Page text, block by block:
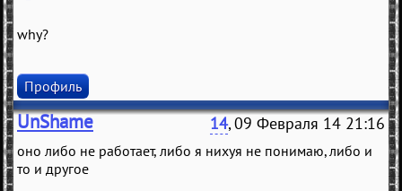
why?
Профиль
UnShame 14, 09 Февраля 14 21:16
оно либо не работает, либо я нихуя не понимаю, либо и
то и другое